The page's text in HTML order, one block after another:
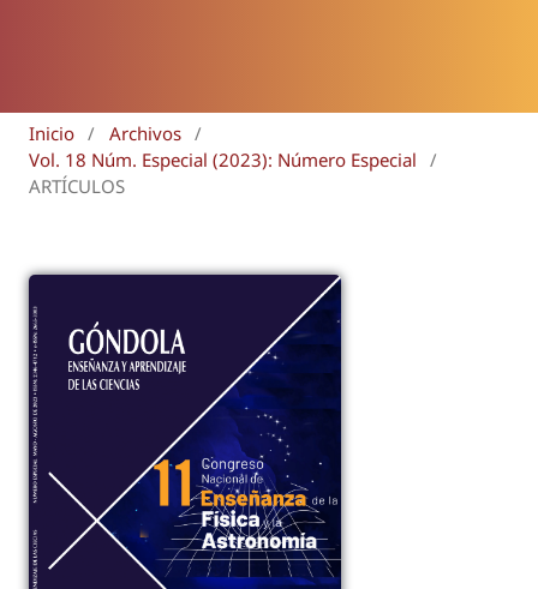
Inicio / Archivos /
Vol. 18 Núm. Especial (2023): Número Especial
/
ARTÍCULOS